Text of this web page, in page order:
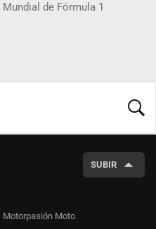
Mundial de Fórmula 1
SUBIR
Motorpasión Moto